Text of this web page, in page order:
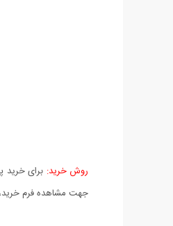
روش خرید: برای خرید
جهت مشاهده فرم